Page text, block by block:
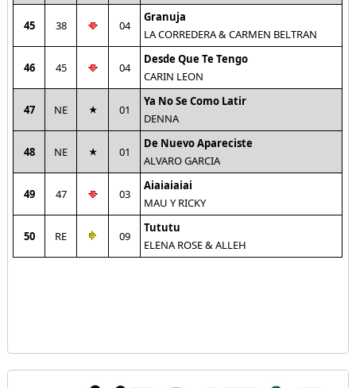
45 38 04
Granuja
LA CORREDERA & CARMEN BELTRAN
46 45 04
Desde Que Te Tengo
CARIN LEON
47 NE 01
Ya No Se Como Latir
DENNA
48 NE 01
De Nuevo Apareciste
ALVARO GARCIA
49 47 03
Aiaiaiaiai
MAU Y RICKY
50 RE 09
Tututu
ELENA ROSE & ALLEH